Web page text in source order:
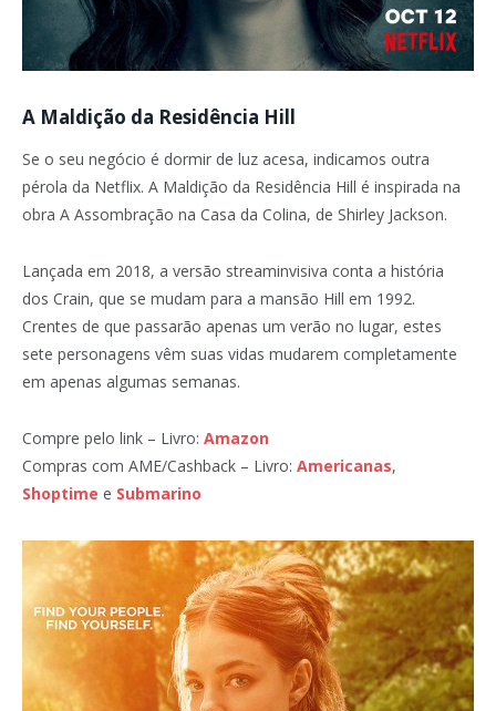
A Maldição da Residência Hill
Se o seu negócio é dormir de luz acesa, indicamos outra
pérola da Netflix. A Maldição da Residência Hill é inspirada na
obra A Assombração na Casa da Colina, de Shirley Jackson.
Lançada em 2018, a versão streaminvisiva conta a história
dos Crain, que se mudam para a mansão Hill em 1992.
Crentes de que passarão apenas um verão no lugar, estes
sete personagens vêm suas vidas mudarem completamente
em apenas algumas semanas.
Compre pelo link – Livro: Amazon
Compras com AME/Cashback – Livro: Americanas,
Shoptime e Submarino